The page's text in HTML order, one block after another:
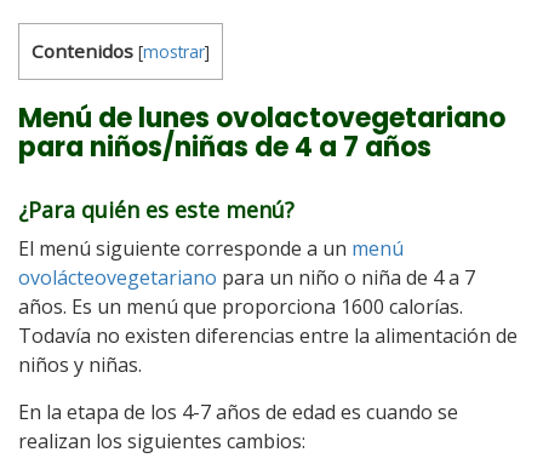
Contenidos [mostrar]
Menú de lunes ovolactovegetariano
para niños/niñas de 4 a 7 años
¿Para quién es este menú?
El menú siguiente corresponde a un menú
ovolácteovegetariano para un niño o niña de 4 a 7
años. Es un menú que proporciona 1600 calorías.
Todavía no existen diferencias entre la alimentación de
niños y niñas.
En la etapa de los 4-7 años de edad es cuando se
realizan los siguientes cambios: